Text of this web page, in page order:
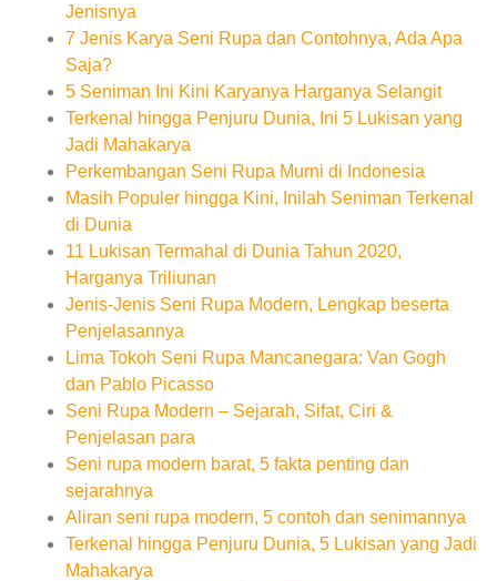
Jenisnya
7 Jenis Karya Seni Rupa dan Contohnya, Ada Apa
Saja?
5 Seniman Ini Kini Karyanya Harganya Selangit
Terkenal hingga Penjuru Dunia, Ini 5 Lukisan yang
Jadi Mahakarya
Perkembangan Seni Rupa Murni di Indonesia
Masih Populer hingga Kini, Inilah Seniman Terkenal
di Dunia
11 Lukisan Termahal di Dunia Tahun 2020,
Harganya Triliunan
Jenis-Jenis Seni Rupa Modern, Lengkap beserta
Penjelasannya
Lima Tokoh Seni Rupa Mancanegara: Van Gogh
dan Pablo Picasso
Seni Rupa Modern – Sejarah, Sifat, Ciri &
Penjelasan para
Seni rupa modern barat, 5 fakta penting dan
sejarahnya
Aliran seni rupa modern, 5 contoh dan senimannya
Terkenal hingga Penjuru Dunia, 5 Lukisan yang Jadi
Mahakarya